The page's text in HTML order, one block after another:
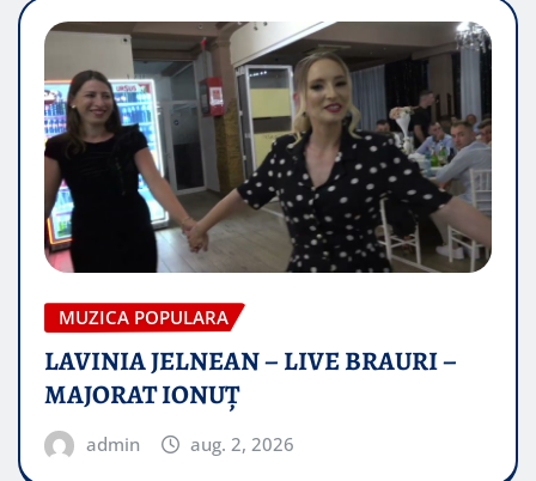
MUZICA POPULARA
LAVINIA JELNEAN – LIVE BRAURI –
MAJORAT IONUŢ
admin aug. 2, 2026